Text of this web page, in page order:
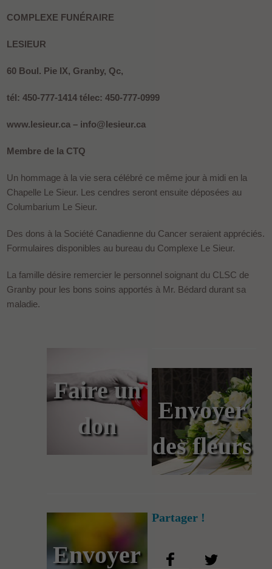
COMPLEXE FUNÉRAIRE
LESIEUR
60 Boul. Pie IX, Granby, Qc,
tél: 450-777-1414 télec: 450-777-0999
www.lesieur.ca – info@lesieur.ca
Membre de la CTQ
Un hommage à la vie sera célébré ce même jour à midi en la
Chapelle Le Sieur. Les cendres seront ensuite déposées au
Columbarium Le Sieur.
Des dons à la Société Canadienne du Cancer seraient appréciés.
Formulaires disponibles au bureau du Complexe Le Sieur.
La famille désire remercier le personnel soignant du CLSC de
Granby pour les bons soins apportés à Mr. Bédard durant sa
maladie.
Faire un
don
Envoyer
des fleurs
Envoyer
Partager !